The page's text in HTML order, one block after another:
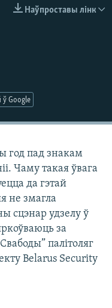
Наўпроставы лінк
ў Google
год пад знакам
Чаму такая ўвага
да гэтай
не змагла
сцэнар удзелу ў
за
палітоляг
Belarus Security